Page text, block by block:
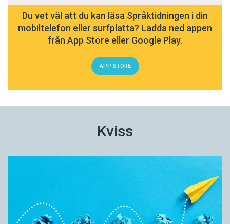
Du vet väl att du kan läsa Språktidningen i din
mobiltelefon eller surfplatta? Ladda ned appen
från App Store eller Google Play.
APP STORE
Kviss